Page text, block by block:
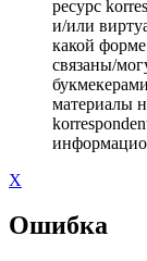
ресурс
и/или
какой
связаны/
материалы
X
Ошибка